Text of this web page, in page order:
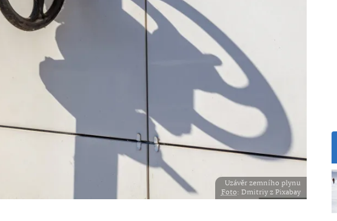
Uzávěr zemního plynu
Foto: Dmitriy z Pixabay